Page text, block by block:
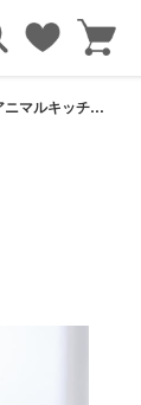
キッチンスポンジ